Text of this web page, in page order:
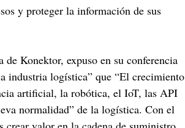
y proteger la información de sus
Konektor, expuso en su conferencia
industria logística” que “El crecimiento
artificial, la robótica, el IoT, las API
normalidad” de la logística. Con el